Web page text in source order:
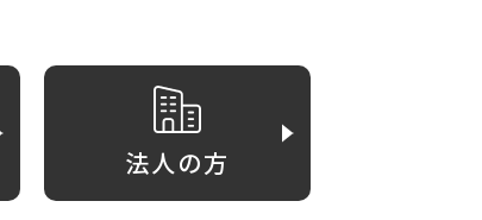
法人の方